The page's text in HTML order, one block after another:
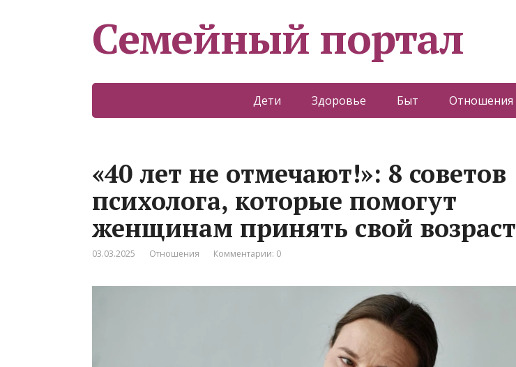
Семейный портал
Дети Здоровье Быт Отношения
«40 лет не отмечают!»: 8 советов
психолога, которые помогут
женщинам принять свой возраст
03.03.2025 Отношения Комментарии: 0